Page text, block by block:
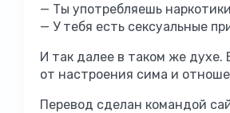
— Ты употребляешь
— У тебя есть сексуальные
И так далее в таком же духе.
от настроения сима и
Перевод сделан командой